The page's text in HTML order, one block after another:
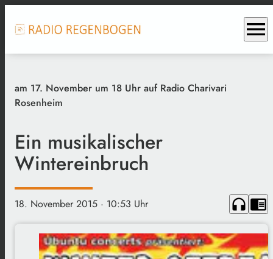
menu
am 17. November um 18 Uhr auf Radio Charivari
Rosenheim
Ein musikalischer
Wintereinbruch
18. November 2015 · 10:53 Uhr headphones chrome_reader_mode